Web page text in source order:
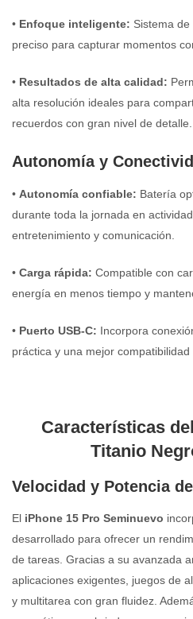
• Enfoque inteligente: Sistema
preciso para capturar momentos
• Resultados de alta calidad:
alta resolución ideales para
recuerdos con gran nivel de detalle.
Autonomía y
• Autonomía confiable: Batería
durante toda la jornada en
entretenimiento y comunicación.
• Carga rápida: Compatible con
energía en menos tiempo y
• Puerto USB-C: Incorpora
práctica y una mejor
Características
Titanio
Velocidad y Potencia
El iPhone 15 Pro Seminuevo
desarrollado para ofrecer un
de tareas. Gracias a su avanzada
aplicaciones exigentes, juegos de
y multitarea con gran fluidez.